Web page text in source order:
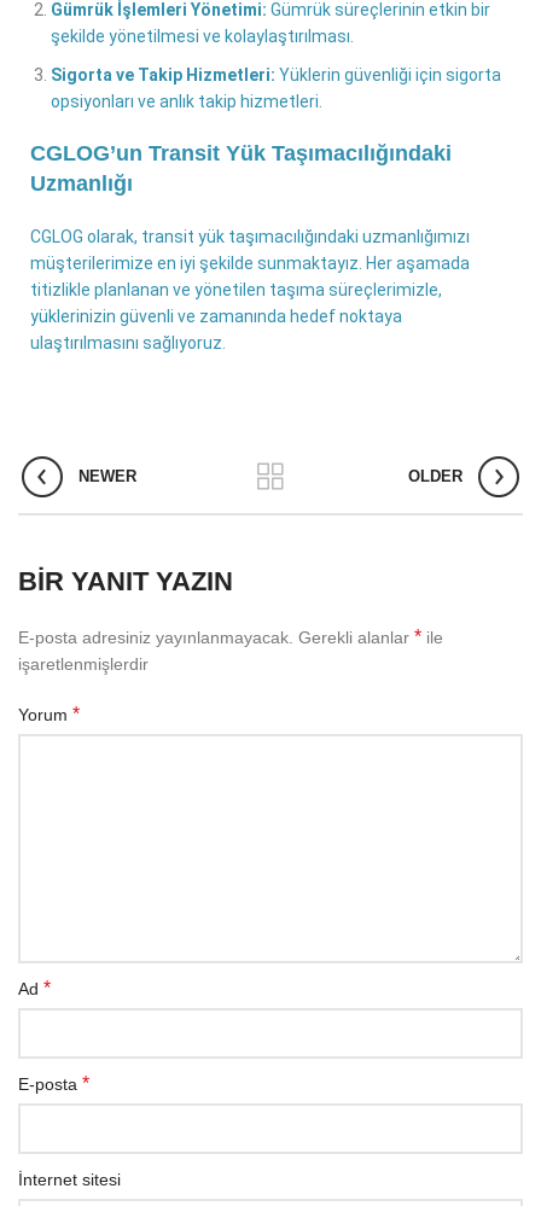
Gümrük İşlemleri Yönetimi: Gümrük süreçlerinin etkin bir
şekilde yönetilmesi ve kolaylaştırılması.
Sigorta ve Takip Hizmetleri: Yüklerin güvenliği için sigorta
opsiyonları ve anlık takip hizmetleri.
CGLOG’un Transit Yük Taşımacılığındaki
Uzmanlığı
CGLOG olarak, transit yük taşımacılığındaki uzmanlığımızı
müşterilerimize en iyi şekilde sunmaktayız. Her aşamada
titizlikle planlanan ve yönetilen taşıma süreçlerimizle,
yüklerinizin güvenli ve zamanında hedef noktaya
ulaştırılmasını sağlıyoruz.
NEWER OLDER
BIR YANIT YAZIN
E-posta adresiniz yayınlanmayacak. Gerekli alanlar * ile
işaretlenmişlerdir
Yorum *
Ad *
E-posta *
İnternet sitesi